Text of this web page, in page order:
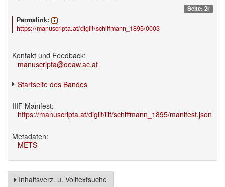
Seite: 2r
Permalink:
https://manuscripta.at/diglit/schiffmann_1895/0003
Kontakt und Feedback:
manuscripta@oeaw.ac.at
Startseite des Bandes
IIIF Manifest:
https://manuscripta.at/diglit/iiif/schiffmann_1895/manifest.json
Metadaten:
METS
Inhaltsverz. u. Volltextsuche